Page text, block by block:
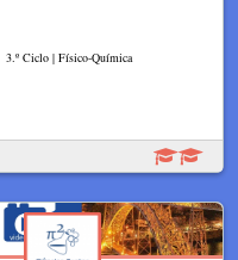
3.º Ciclo | Físico-Química